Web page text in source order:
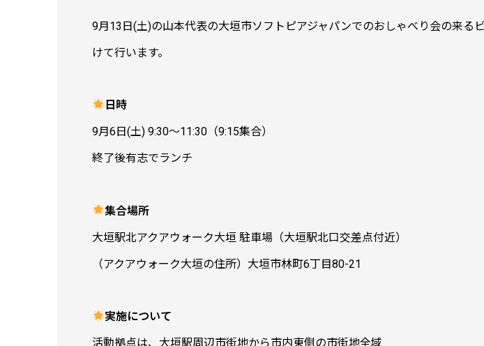
9月13日(土)の山本代表の大垣市ソフトピアジャパンでのおしゃべり会の来
けて行います。
日時
9月6日(土) 9:30～11:30（9:15集合）
終了後有志でランチ
集合場所
大垣駅北アクアウォーク大垣 駐車場（大垣駅北口交差点付近）
（アクアウォーク大垣の住所）大垣市林町6丁目80-21
実施について
活動拠点は、大垣駅周辺市街地から市内東側の市街地全域